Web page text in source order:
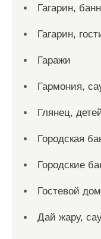
Гагарин,
Гагарин,
Гаражи
Гармония,
Глянец,
Городская
Городские
Гостевой
Дай жару,